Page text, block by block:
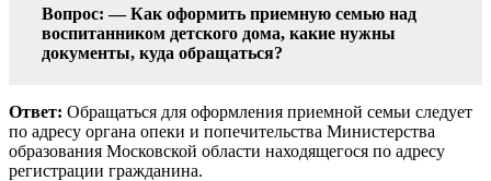
Вопрос: — Как оформить приемную семью над
воспитанником детского дома, какие нужны
документы, куда обращаться?
Ответ: Обращаться для оформления приемной семьи следует
по адресу органа опеки и попечительства Министерства
образования Московской области находящегося по адресу
регистрации гражданина.